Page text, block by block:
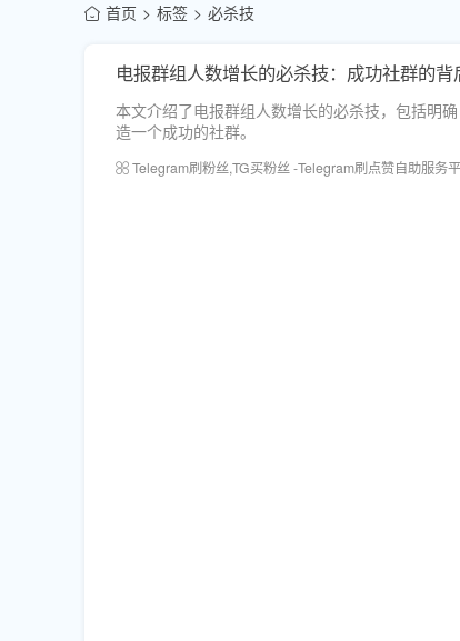
首页 标签 必杀技
电报群组人数增长的必杀技：成功社群的背
本文介绍了电报群组人数增长的必杀技，包括明
造一个成功的社群。
Telegram刷粉丝,TG买粉丝 -Telegram刷点赞自助服务